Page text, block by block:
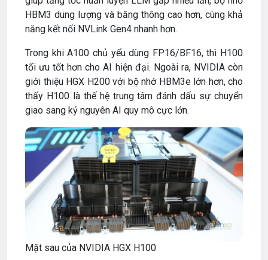
HBM3 dung lượng và băng thông cao hơn, cùng khả
năng kết nối NVLink Gen4 nhanh hơn.
Trong khi A100 chủ yếu dùng FP16/BF16, thì H100
tối ưu tốt hơn cho AI hiện đại. Ngoài ra, NVIDIA còn
giới thiệu HGX H200 với bộ nhớ HBM3e lớn hơn, cho
thấy H100 là thế hệ trung tâm đánh dấu sự chuyển
giao sang kỷ nguyên AI quy mô cực lớn.
Mặt sau của NVIDIA HGX H100